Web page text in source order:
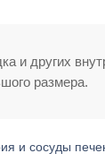
и других
размера.
и сосуды